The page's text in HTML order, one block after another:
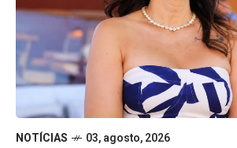
NOTÍCIAS 03, agosto, 2026